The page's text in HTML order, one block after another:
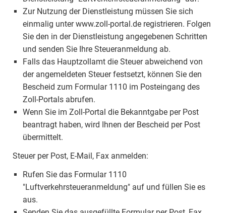
Zur Nutzung der Dienstleistung müssen Sie sich
einmalig unter www.zoll-portal.de registrieren. Folgen
Sie den in der Dienstleistung angegebenen Schritten
und senden Sie Ihre Steueranmeldung ab.
Falls das Hauptzollamt die Steuer abweichend von
der angemeldeten Steuer festsetzt, können Sie den
Bescheid zum Formular 1110 im Posteingang des
Zoll-Portals abrufen.
Wenn Sie im Zoll-Portal die Bekanntgabe per Post
beantragt haben, wird Ihnen der Bescheid per Post
übermittelt.
Steuer per Post, E-Mail, Fax anmelden:
Rufen Sie das Formular 1110
"Luftverkehrsteueranmeldung" auf und füllen Sie es
aus.